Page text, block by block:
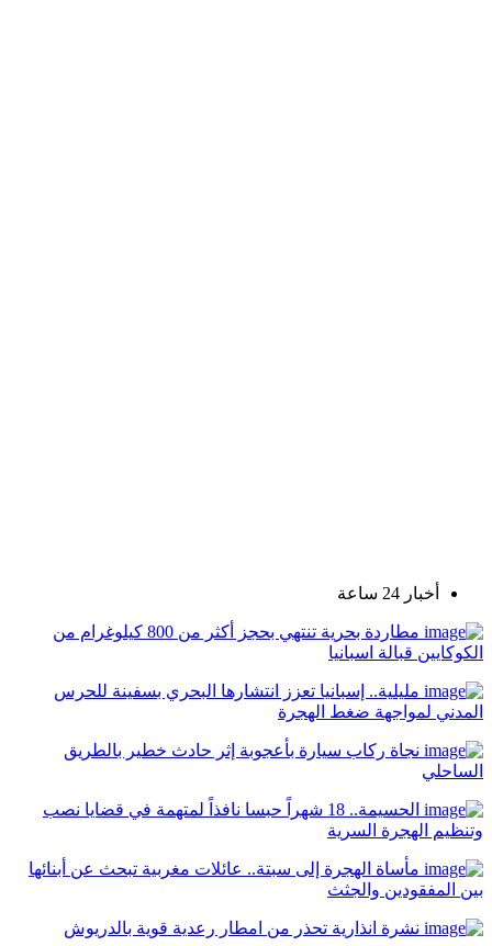
أخبار 24 ساعة
مطاردة بحرية تنتهي بحجز أكثر من 800 كيلوغرام من
الكوكايين قبالة اسبانيا
مليلية.. إسبانيا تعزز انتشارها البحري بسفينة للحرس
المدني لمواجهة ضغط الهجرة
نجاة ركاب سيارة بأعجوبة إثر حادث خطير بالطريق
الساحلي
الحسيمة.. 18 شهراً حبسا نافذاً لمتهمة في قضايا نصب
وتنظيم الهجرة السرية
مأساة الهجرة إلى سبتة.. عائلات مغربية تبحث عن أبنائها
بين المفقودين والجثث
نشرة انذارية تحذر من امطار رعدية قوية بالدريوش